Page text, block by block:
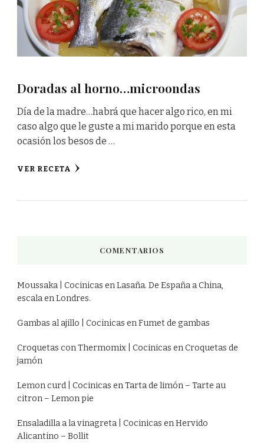
Doradas al horno…microondas
Día de la madre…habrá que hacer algo rico, en mi
caso algo que le guste a mi marido porque en esta
ocasión los besos de …
VER RECETA
COMENTARIOS
Moussaka | Cocinicas enLasaña. De España a China,
escala en Londres.
Gambas al ajillo | Cocinicas enFumet de gambas
Croquetas con Thermomix | Cocinicas enCroquetas de
jamón
Lemon curd | Cocinicas enTarta de limón – Tarte au
citron – Lemon pie
Ensaladilla a la vinagreta | Cocinicas enHervido
Alicantino – Bollit